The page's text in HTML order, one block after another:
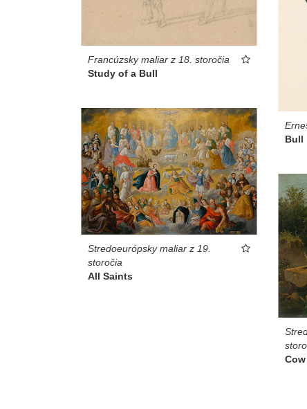
Bull
Francúzsky maliar z 18. storočia
Study of a Bull
Stredoeurópsky maliar z 19.
storočia
All Saints
Cow